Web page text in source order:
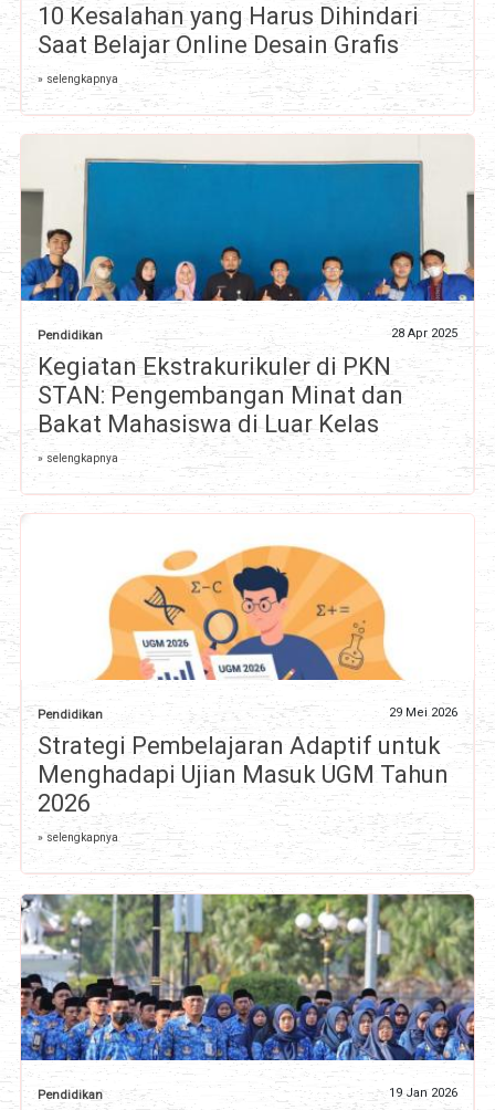
10 Kesalahan yang Harus Dihindari
Saat Belajar Online Desain Grafis
» selengkapnya
Pendidikan 28 Apr 2025
Kegiatan Ekstrakurikuler di PKN
STAN: Pengembangan Minat dan
Bakat Mahasiswa di Luar Kelas
» selengkapnya
Pendidikan 29 Mei 2026
Strategi Pembelajaran Adaptif untuk
Menghadapi Ujian Masuk UGM Tahun
2026
» selengkapnya
Pendidikan 19 Jan 2026